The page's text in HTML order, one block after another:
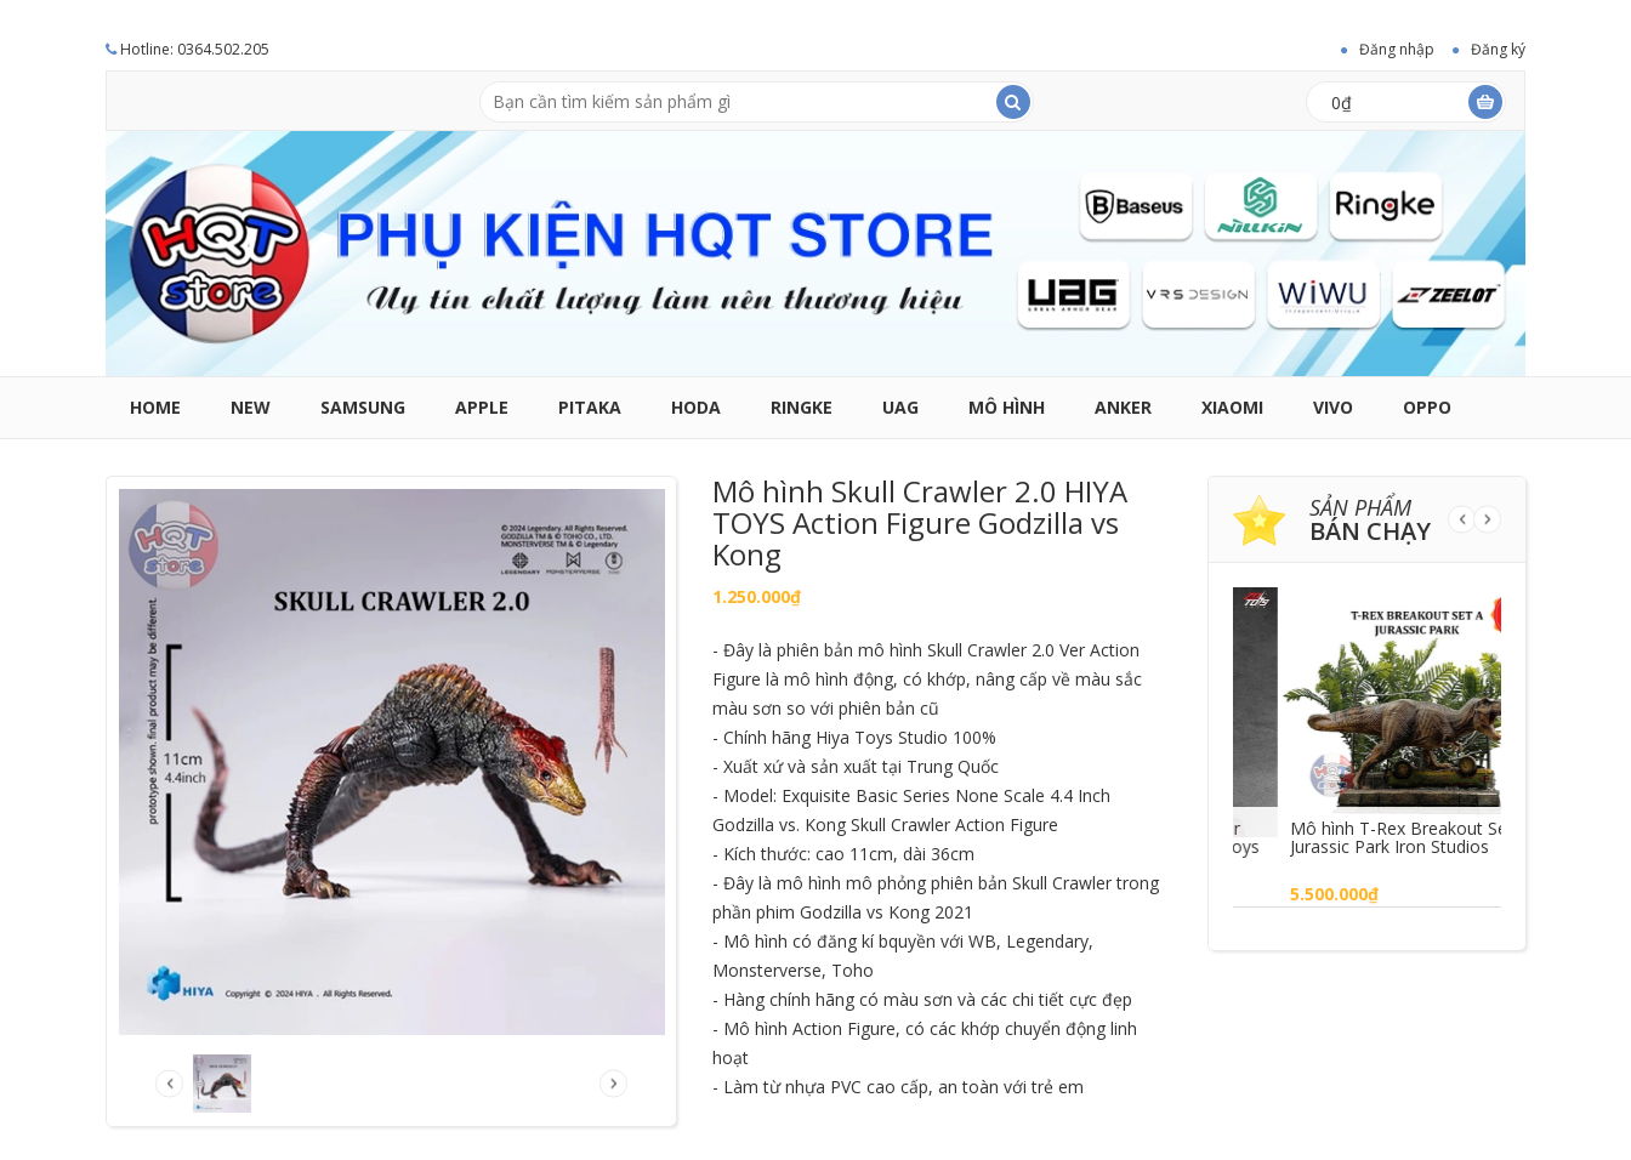
Hotline: 0364.502.205 Đăng nhập Đăng ký
0₫
HOME NEW SAMSUNG APPLE PITAKA HODA RINGKE UAG MÔ HÌNH ANKER XIAOMI VIVO OPPO
Mô hình Skull Crawler 2.0 HIYA
TOYS Action Figure Godzilla vs
Kong
1.250.000₫
- Đây là phiên bản mô hình Skull Crawler 2.0 Ver Action
Figure là mô hình động, có khớp, nâng cấp về màu sắc
màu sơn so với phiên bản cũ
- Chính hãng Hiya Toys Studio 100%
- Xuất xứ và sản xuất tại Trung Quốc
- Model: Exquisite Basic Series None Scale 4.4 Inch
Godzilla vs. Kong Skull Crawler Action Figure
- Kích thước: cao 11cm, dài 36cm
- Đây là mô hình mô phỏng phiên bản Skull Crawler trong
phần phim Godzilla vs Kong 2021
- Mô hình có đăng kí bquyền với WB, Legendary,
Monsterverse, Toho
- Hàng chính hãng có màu sơn và các chi tiết cực đẹp
- Mô hình Action Figure, có các khớp chuyển động linh
hoạt
- Làm từ nhựa PVC cao cấp, an toàn với trẻ em
SẢN PHẨM
BÁN CHẠY
HẾT HÀNG
Mô hình khủng long T-Rex
Shoulin Animation PVC dễ
thương Baby Chibi Q
320.000₫
HẾT HÀNG
Mô hình iRon Man Mark 16 ZD
Toys Nightclub chính hãng tỉ lệ
1/10
580.000₫
Mô hình Người Nhện Spider
600.000₫
Mua hàng
Mô hình T-Rex Breakout Set A
Jurassic Park Iron Studios
5.500.000₫